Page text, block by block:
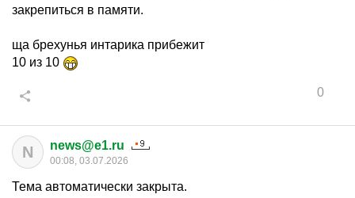
закрепиться в памяти.
ща брехунья интарика прибежит
10 из 10
0
N news@e1.ru
00:08, 03.07.2026
Тема автоматически закрыта.